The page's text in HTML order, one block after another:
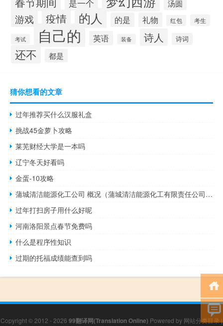
是一个 汤圆
游戏 疫情 的人 的是 礼物 红包 考生
考试 自己的 英语 装备 诗人 诗词
还不 都是
猜你想看的文章
过年推荐买什么汉服礼盒
挑战45金萝卜攻略
莱芜财经大学是一本吗
辽宁冬天好看吗
金蛋-10攻略
蒲城清洁能源化工公司 概况（蒲城清洁能源化工有限责任公司官网）
过年打扫房子用什么好呢
河南洛阳景点春节免费吗
什么是程序性知识
过期的托福成绩能查到吗
Copyright © 2012 - 2026 99翻译网(Translation Online) Powered by 网站分类目录 |